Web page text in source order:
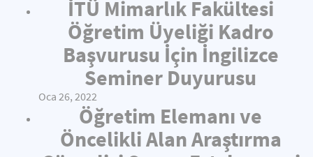
İTÜ Mimarlık Fakültesi
Öğretim Üyeliği Kadro
Başvurusu İçin İngilizce
Seminer Duyurusu
Oca 26, 2022
Öğretim Elemanı ve
Öncelikli Alan Araştırma